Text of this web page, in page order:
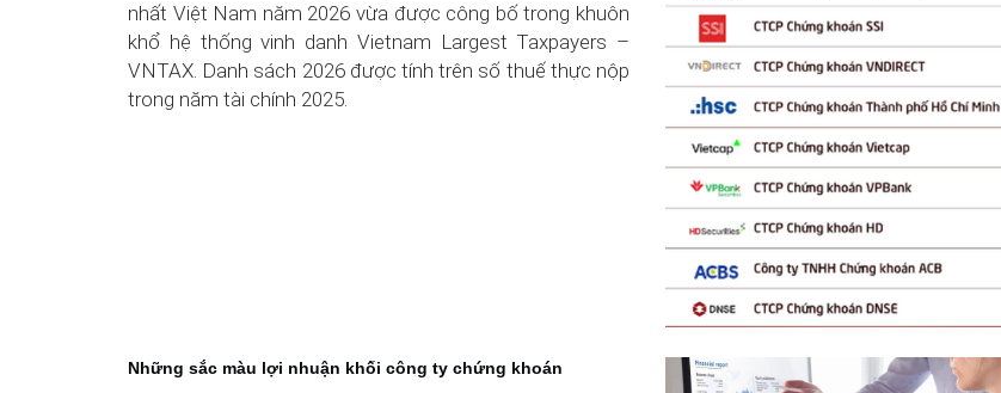
nhất Việt Nam năm 2026 vừa được công bố trong khuôn
khổ hệ thống vinh danh Vietnam Largest Taxpayers –
VNTAX. Danh sách 2026 được tính trên số thuế thực nộp
trong năm tài chính 2025.
Những sắc màu lợi nhuận khối công ty chứng khoán